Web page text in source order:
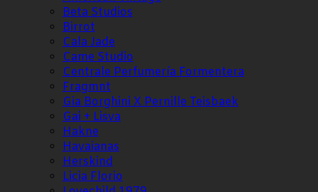
Beta Studios
Birrot
Cala Jade
Came Studio
Centrale Perfumería Formentera
Fragmnt
Gia Borghini X Pernille Teisbaek
Gai + Lisva
Hakne
Havaianas
Herskind
Licia Florio